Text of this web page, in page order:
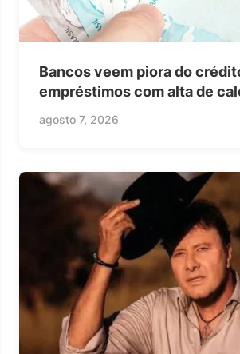
Bancos veem piora do
empréstimos com alta de
agosto 7, 2026